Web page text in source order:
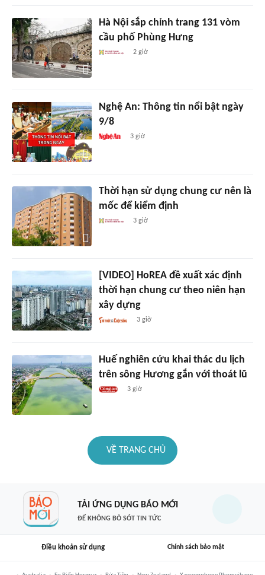
Hà Nội sắp chỉnh trang 131 vòm
cầu phố Phùng Hưng
2 giờ
Nghệ An: Thông tin nổi bật ngày
9/8
3 giờ
Thời hạn sử dụng chung cư nên là
mốc để kiểm định
3 giờ
[VIDEO] HoREA đề xuất xác định
thời hạn chung cư theo niên hạn
xây dựng
3 giờ
Huế nghiên cứu khai thác du lịch
trên sông Hương gắn với thoát lũ
3 giờ
VỀ TRANG CHỦ
TẢI ỨNG DỤNG BÁO MỚI
ĐỂ KHÔNG BỎ SÓT TIN TỨC
Điều khoản sử dụng Chính sách bảo mật